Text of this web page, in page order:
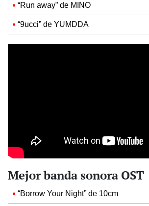
“Run away” de MINO
“9ucci” de YUMDDA
Mejor banda sonora OST
“Borrow Your Night” de 10cm